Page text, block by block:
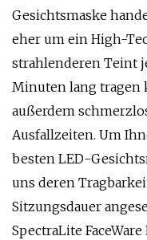
Gesichtsmaske
eher um ein High-
strahlenderen Teint
Minuten lang tragen
außerdem
Ausfallzeiten. Um
besten LED-
uns deren
Sitzungsdauer
SpectraLite